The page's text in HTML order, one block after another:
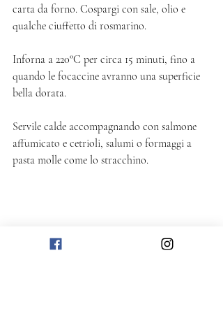
carta da forno. Cospargi con sale, olio e
qualche ciuffetto di rosmarino.
Inforna a 220°C per circa 15 minuti, fino a
quando le focaccine avranno una superficie
bella dorata.
Servile calde accompagnando con salmone
affumicato e cetrioli, salumi o formaggi a
pasta molle come lo stracchino.